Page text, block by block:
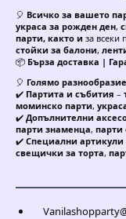
🎈 Всичко за вашето
украса за рожден ден,
парти, както и за всеки
стойки за балони,
📦 Бърза доставка |
🎈 Голямо
✔️ Партита и събития –
моминско парти,
✔️ Допълнителни
парти знаменца, парти
✔️ Специални артикули
свещички за торта,